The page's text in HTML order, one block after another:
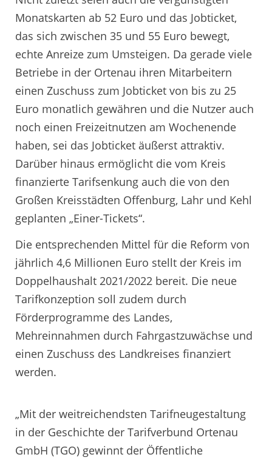
Monatskarten ab 52 Euro und das Jobticket,
das sich zwischen 35 und 55 Euro bewegt,
echte Anreize zum Umsteigen. Da gerade viele
Betriebe in der Ortenau ihren Mitarbeitern
einen Zuschuss zum Jobticket von bis zu 25
Euro monatlich gewähren und die Nutzer auch
noch einen Freizeitnutzen am Wochenende
haben, sei das Jobticket äußerst attraktiv.
Darüber hinaus ermöglicht die vom Kreis
finanzierte Tarifsenkung auch die von den
Großen Kreisstädten Offenburg, Lahr und Kehl
geplanten „Einer-Tickets“.
Die entsprechenden Mittel für die Reform von
jährlich 4,6 Millionen Euro stellt der Kreis im
Doppelhaushalt 2021/2022 bereit. Die neue
Tarifkonzeption soll zudem durch
Förderprogramme des Landes,
Mehreinnahmen durch Fahrgastzuwächse und
einen Zuschuss des Landkreises finanziert
werden.
„Mit der weitreichendsten Tarifneugestaltung
in der Geschichte der Tarifverbund Ortenau
GmbH (TGO) gewinnt der Öffentliche